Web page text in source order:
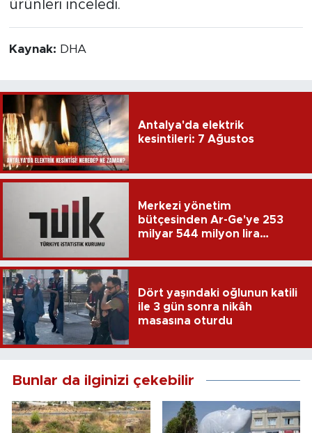
ürünleri inceledi.
Kaynak: DHA
Antalya'da elektrik
kesintileri: 7 Ağustos
Merkezi yönetim
bütçesinden Ar-Ge'ye 253
milyar 544 milyon lira
Dört yaşındaki oğlunun katili
ile 3 gün sonra nikâh
masasına oturdu
Bunlar da ilginizi çekebilir